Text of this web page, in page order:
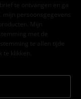
te ontvangen en ga
persoonsgegevens
Mijn
met de
te allen tijde
klikken.